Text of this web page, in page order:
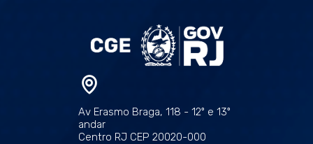
Av Erasmo Braga, 118 - 12º e 13º
andar
Centro RJ CEP 20020-000